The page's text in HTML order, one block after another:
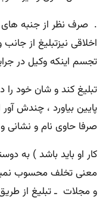
. صرف نظر از جنبه های
اخلاقی نیزتبلیغ از
تجسم اینکه وکیل در
تبلیغ کند و شان خود
پایین بیاورد ، چندش
صرفا حاوی نام و نشانی
کار او باید باشد ) به
معنی تخلف محسوب
و مجلات ـ تبلیغ از